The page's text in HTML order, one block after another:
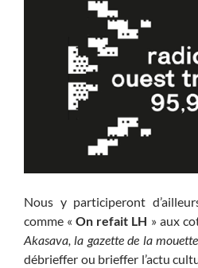
Nous y participeront
comme «On refait LH » aux
Akasava, la gazette de la
débrieffer ou brieffer l’actu